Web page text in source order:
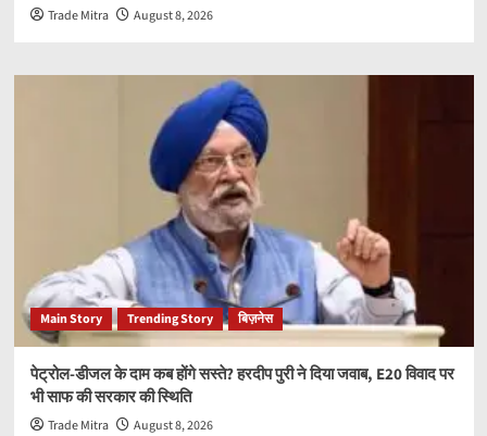
Trade Mitra August 8, 2026
Main Story Trending Story बिज़नेस
पेट्रोल-डीजल के दाम कब होंगे सस्ते? हरदीप पुरी ने दिया जवाब, E20 विवाद पर
भी साफ की सरकार की स्थिति
Trade Mitra August 8, 2026